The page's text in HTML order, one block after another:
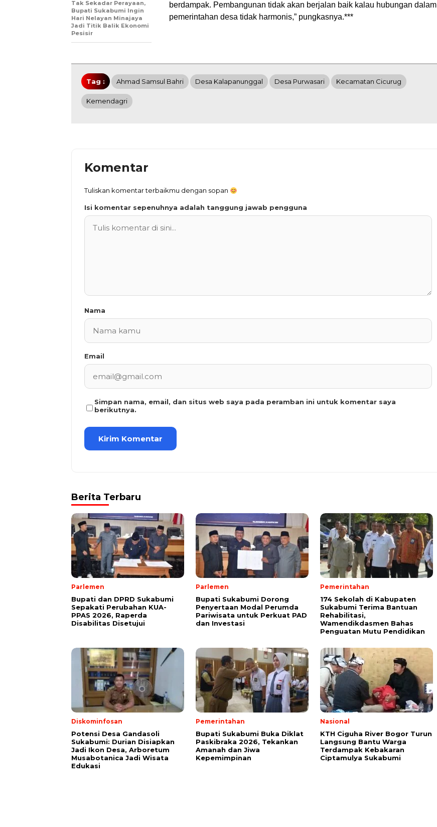
berdampak. Pembangunan tidak akan berjalan baik kalau hubungan dalam
pemerintahan desa tidak harmonis,” pungkasnya.***
Tak Sekadar Perayaan,
Bupati Sukabumi Ingin
Hari Nelayan Minajaya
Jadi Titik Balik Ekonomi
Pesisir
Tag : Ahmad Samsul Bahri Desa Kalapanunggal Desa Purwasari Kecamatan Cicurug
Kemendagri
Komentar
Tuliskan komentar terbaikmu dengan sopan
Isi komentar sepenuhnya adalah tanggung jawab pengguna
Nama
Email
Simpan nama, email, dan situs web saya pada peramban ini untuk komentar saya
berikutnya.
Berita Terbaru
Parlemen
Bupati dan DPRD Sukabumi
Sepakati Perubahan KUA-
PPAS 2026, Raperda
Disabilitas Disetujui
Parlemen
Bupati Sukabumi Dorong
Penyertaan Modal Perumda
Pariwisata untuk Perkuat PAD
dan Investasi
Pemerintahan
174 Sekolah di Kabupaten
Sukabumi Terima Bantuan
Rehabilitasi,
Wamendikdasmen Bahas
Penguatan Mutu Pendidikan
Diskominfosan
Potensi Desa Gandasoli
Sukabumi: Durian Disiapkan
Jadi Ikon Desa, Arboretum
Musabotanica Jadi Wisata
Edukasi
Pemerintahan
Bupati Sukabumi Buka Diklat
Paskibraka 2026, Tekankan
Amanah dan Jiwa
Kepemimpinan
Nasional
KTH Ciguha River Bogor Turun
Langsung Bantu Warga
Terdampak Kebakaran
Ciptamulya Sukabumi